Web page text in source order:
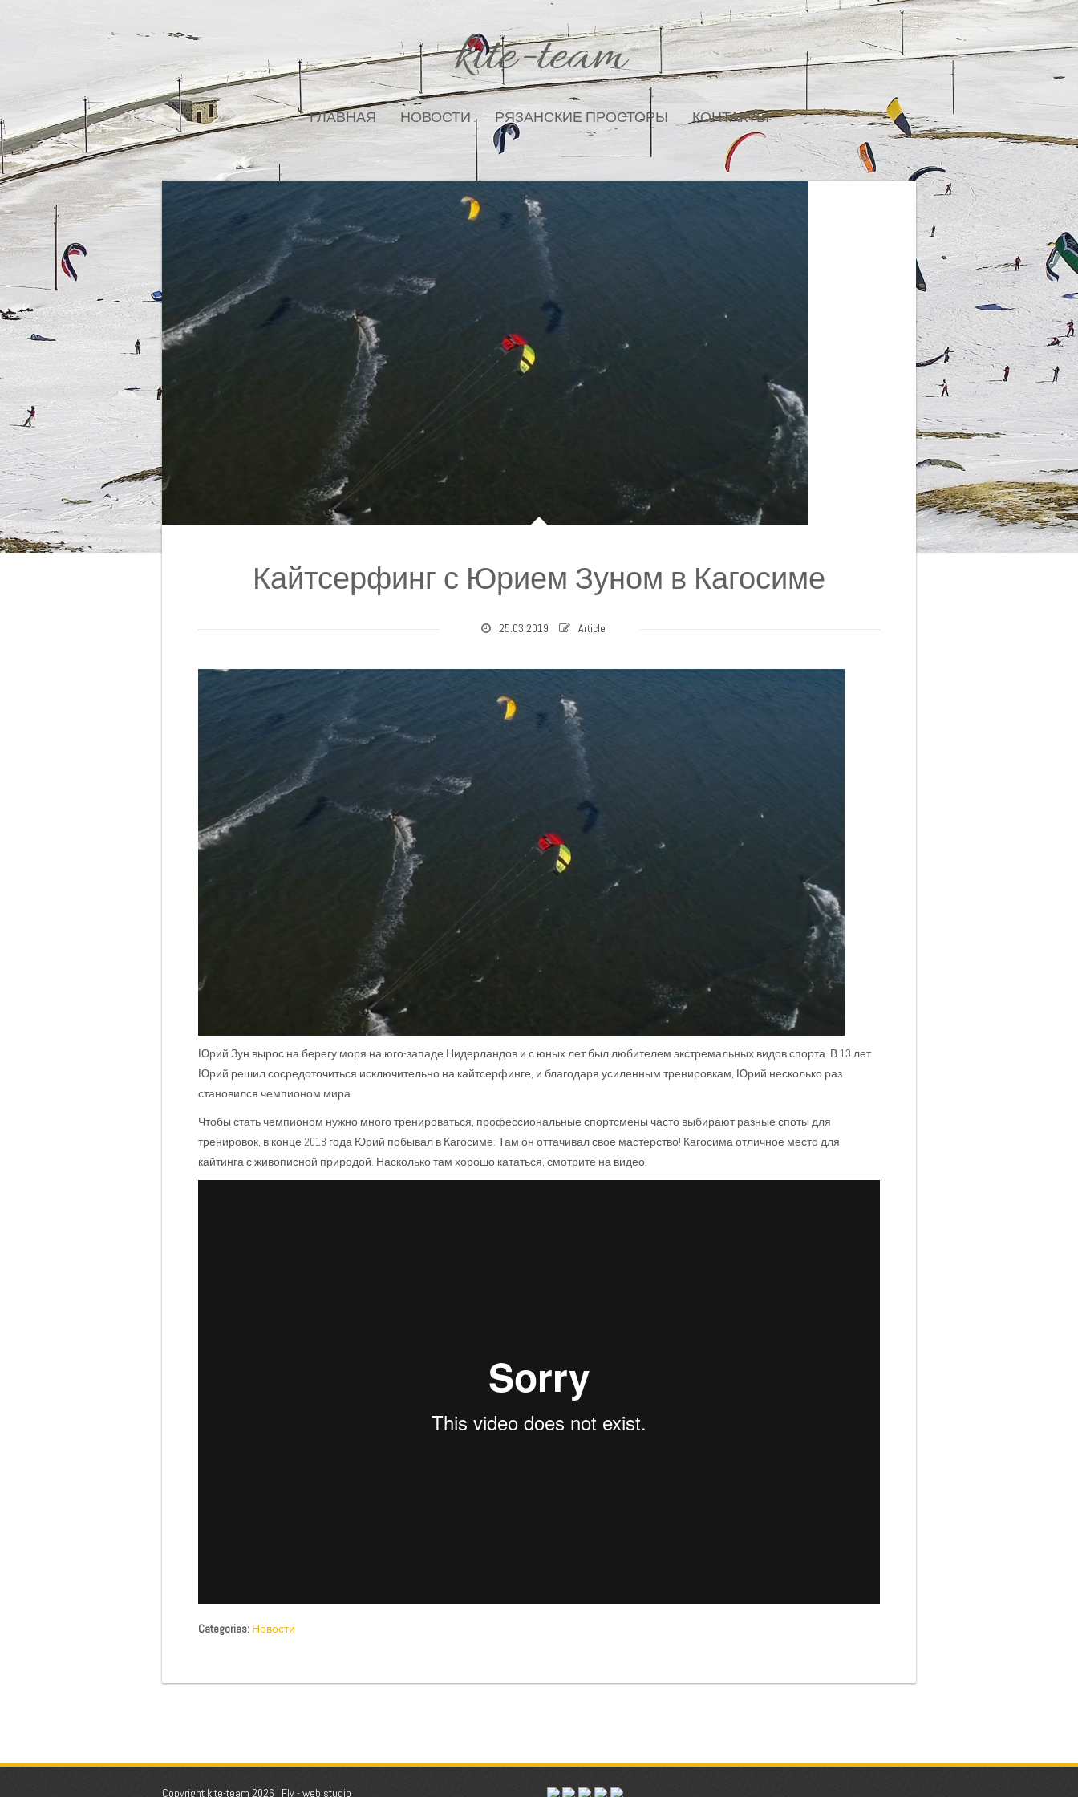
kite-team
ГЛАВНАЯ НОВОСТИ РЯЗАНСКИЕ ПРОСТОРЫ КОНТАКТЫ
Кайтсерфинг с Юрием Зуном в Кагосиме
25.03.2019 Article
Юрий Зун вырос на берегу моря на юго-западе Нидерландов и с юных лет был любителем экстремальных видов спорта. В 13 лет
Юрий решил сосредоточиться исключительно на кайтсерфинге, и благодаря усиленным тренировкам, Юрий несколько раз
становился чемпионом мира.
Чтобы стать чемпионом нужно много тренироваться, профессиональные спортсмены часто выбирают разные споты для
тренировок, в конце 2018 года Юрий побывал в Кагосиме. Там он оттачивал свое мастерство! Кагосима отличное место для
кайтинга с живописной природой. Насколько там хорошо кататься, смотрите на видео!
Categories: Новости
Copyright kite-team 2026 | Fly - web studio